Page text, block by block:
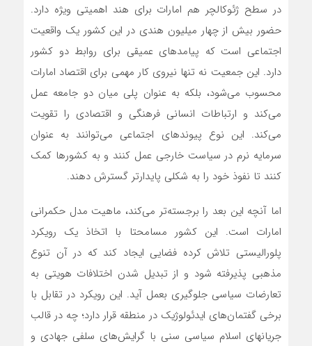
در سطح ژئوکالچر هم امارات برای هند اهمیتی ویژه دارد.
حضور بیش از چهار میلیون هندی در این کشور یک واقعیت
اجتماعی است که پیامدهای عمیقی برای روابط دو کشور
دارد. این جمعیت نه تنها نیروی کار مهمی برای اقتصاد امارات
محسوب می‌شود، بلکه به عنوان پلی میان دو جامعه عمل
می‌کند و ارتباطات انسانی فرهنگی و اقتصادی را تقویت
می‌کند. این نوع پیوندهای اجتماعی می‌توانند به عنوان
سرمایه نرم در سیاست خارجی عمل کنند و به کشورها کمک
کنند تا نفوذ خود را به شکلی پایدارتر گسترش دهند.
اما آنچه این بعد را برجسته‌تر می‌کند، ماهیت مدل حکمرانی
امارات است. این کشور مسامحتا با اتخاذ یک رویکرد
پلورالیستی تلاش کرده فضایی ایجاد کند که در آن تنوع
مذهبی پذیرفته شود و از تبدیل شدن اختلافات هویتی به
تعارضات سیاسی جلوگیری بعمل آید. این رویکرد در تقابل با
برخی گفتمان‌های ایدئولوژیک در منطقه قرار دارد؛ چه در قالب
جریانهای اسلام سیاسی سنی با گرایش‌های سلفی جهادی و